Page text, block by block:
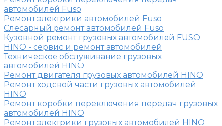
автомобилей Fuso
Ремонт электрики автомобилей Fuso
Слесарный ремонт автомобилей Fuso
Кузовной ремонт грузовых автомобилей FUSO
HINO - сервис и ремонт автомобилей
Техническое обслуживание грузовых
автомобилей HINO
Ремонт двигателя грузовых автомобилей HINO
Ремонт ходовой части грузовых автомобилей
HINO
Ремонт коробки переключения передач грузовых
автомобилей HINO
Ремонт электрики грузовых автомобилей HINO